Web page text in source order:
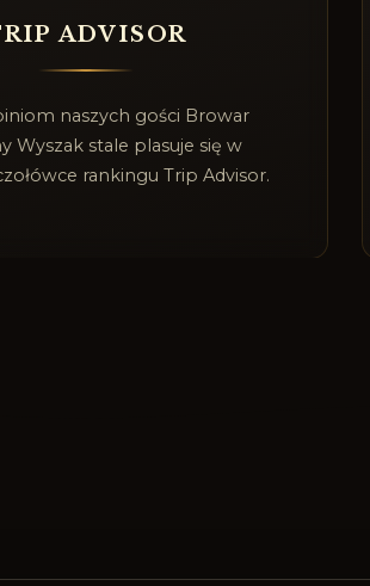
ADVISOR
naszych gości Browar
Wyszak stale plasuje się w
rankingu Trip Advisor.